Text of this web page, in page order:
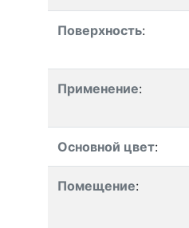
Поверхность:
Применение:
Основной цвет:
Помещение: